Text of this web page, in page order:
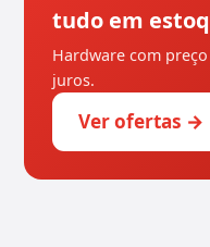
tudo em
Hardware com
juros.
Ver ofertas →